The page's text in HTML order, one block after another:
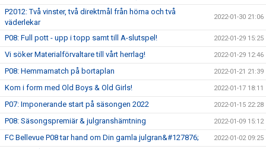
P2012: Två vinster, två direktmål från hörna och två
väderlekar
2022-01-30 21:06
P08: Full pott - upp i topp samt till A-slutspel! 2022-01-29 15:25
Vi söker Materialförvaltare till vårt herrlag! 2022-01-29 12:46
P08: Hemmamatch på bortaplan 2022-01-21 21:39
Kom i form med Old Boys & Old Girls! 2022-01-17 18:11
P07: Imponerande start på säsongen 2022 2022-01-15 22:28
P08: Säsongspremiär & julgranshämtning 2022-01-09 15:12
FC Bellevue P08 tar hand om Din gamla julgran&#127876; 2022-01-02 09:25